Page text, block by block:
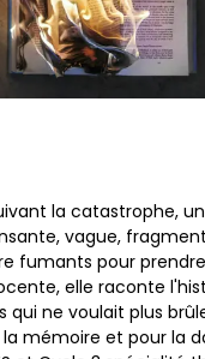
la catastrophe,
vague,
fumants pour
elle raconte
qui ne voulait plus
mémoire et pour la